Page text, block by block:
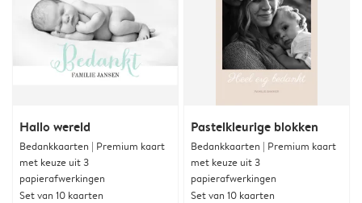
Hallo wereld
Bedankkaarten | Premium kaart
met keuze uit 3
papierafwerkingen
Set van 10 kaarten
Pastelkleurige blokken
Bedankkaarten | Premium kaart
met keuze uit 3
papierafwerkingen
Set van 10 kaarten